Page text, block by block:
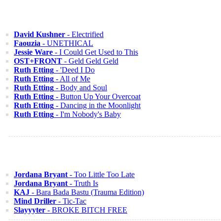
David Kushner - Electrified
Faouzia - UNETHICAL
Jessie Ware - I Could Get Used to This
OST+FRONT - Geld Geld Geld
Ruth Etting - 'Deed I Do
Ruth Etting - All of Me
Ruth Etting - Body and Soul
Ruth Etting - Button Up Your Overcoat
Ruth Etting - Dancing in the Moonlight
Ruth Etting - I'm Nobody's Baby
Jordana Bryant - Too Little Too Late
Jordana Bryant - Truth Is
KAJ - Bara Bada Bastu (Trauma Edition)
Mind Driller - Tic-Tac
Slayyyter - BROKE BITCH FREE